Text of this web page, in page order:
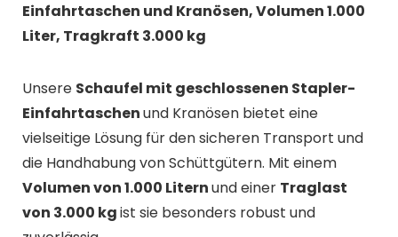
Einfahrtaschen und Kranösen, Volumen 1.000
Liter, Tragkraft 3.000 kg
Unsere Schaufel mit geschlossenen Stapler-
Einfahrtaschenund Kranösen bietet eine
vielseitige Lösung für den sicheren Transport und
die Handhabung von Schüttgütern. Mit einem
Volumen von 1.000 Liternund einer Traglast
von 3.000 kgist sie besonders robust und